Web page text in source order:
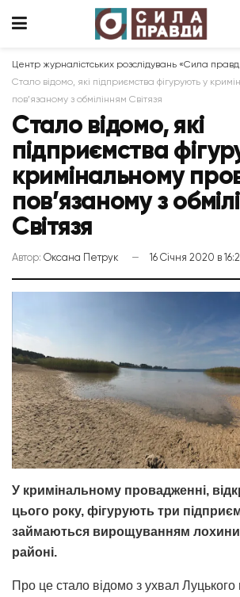
Центр журналістських розслідувань «Сила
Стало відомо, які підприємства фігурують у
пов’язаному з обмілінням Світязя
Стало відомо, які
підприємства
кримінальному
пов’язаному з
Світязя
Автор: Оксана Петрук 16 Січня 2020 в
У кримінальному провадженні,
цього року, фігурують три
займаються вирощуванням
районі.
Про це стало відомо з ухвал Луцького